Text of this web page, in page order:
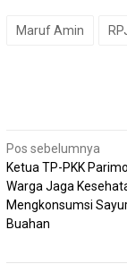
Maruf Amin
Navigasi
pos
Pos sebelumnya
Ketua TP-PKK
Warga Jaga
Mengkonsumsi
Buahan